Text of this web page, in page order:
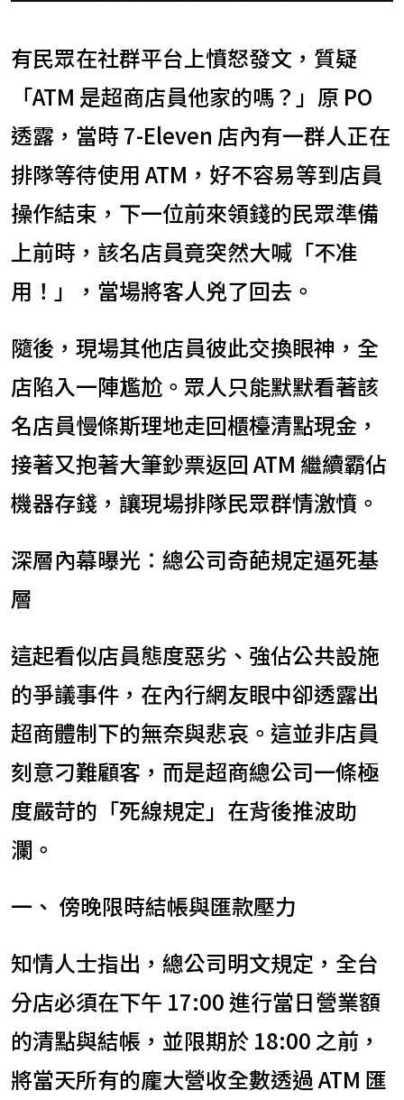
有民眾在社群平台上憤怒發文，質疑
「ATM 是超商店員他家的嗎？」原 PO
透露，當時 7-Eleven 店內有一群人正在
排隊等待使用 ATM，好不容易等到店員
操作結束，下一位前來領錢的民眾準備
上前時，該名店員竟突然大喊「不准
用！」，當場將客人兇了回去。
隨後，現場其他店員彼此交換眼神，全
店陷入一陣尷尬。眾人只能默默看著該
名店員慢條斯理地走回櫃檯清點現金，
接著又抱著大筆鈔票返回 ATM 繼續霸佔
機器存錢，讓現場排隊民眾群情激憤。
深層內幕曝光：總公司奇葩規定逼死基
層
這起看似店員態度惡劣、強佔公共設施
的爭議事件，在內行網友眼中卻透露出
超商體制下的無奈與悲哀。這並非店員
刻意刁難顧客，而是超商總公司一條極
度嚴苛的「死線規定」在背後推波助
瀾。
一、 傍晚限時結帳與匯款壓力
知情人士指出，總公司明文規定，全台
分店必須在下午 17:00 進行當日營業額
的清點與結帳，並限期於 18:00 之前，
將當天所有的龐大營收全數透過 ATM 匯